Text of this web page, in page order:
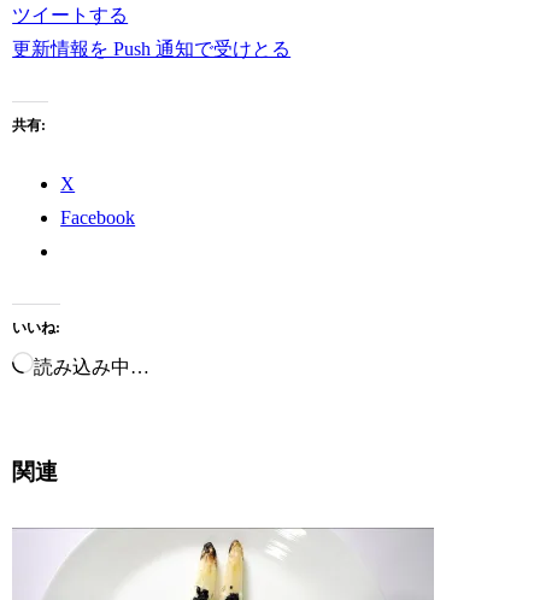
ツイートする
更新情報を Push 通知で受けとる
共有:
X
Facebook
いいね:
読み込み中…
関連